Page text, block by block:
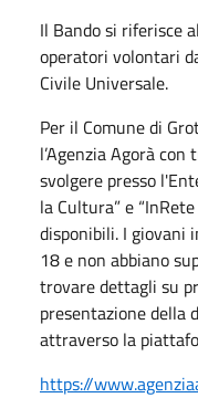
Il Bando si riferisce
operatori volontari
Civile Universale.
Per il Comune di
l’Agenzia Agorà
svolgere presso
la Cultura” e
disponibili. I giovani
18 e non abbiano
trovare dettagli su
presentazione della
attraverso la
https://